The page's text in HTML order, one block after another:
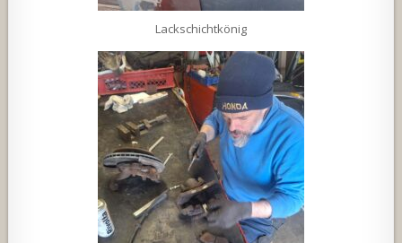
Lackschichtkönig